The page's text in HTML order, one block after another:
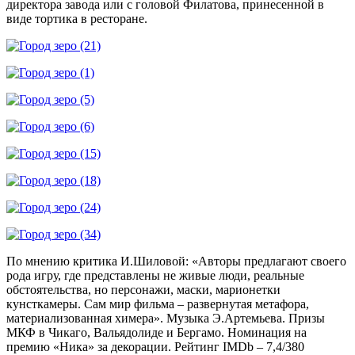
директора завода или с головой Филатова, принесенной в
виде тортика в ресторане.
По мнению критика И.Шиловой: «Авторы предлагают своего
рода игру, где представлены не живые люди, реальные
обстоятельства, но персонажи, маски, марионетки
кунсткамеры. Сам мир фильма – развернутая метафора,
материализованная химера». Музыка Э.Артемьева. Призы
МКФ в Чикаго, Вальядолиде и Бергамо. Номинация на
премию «Ника» за декорации. Рейтинг IMDb – 7,4/380